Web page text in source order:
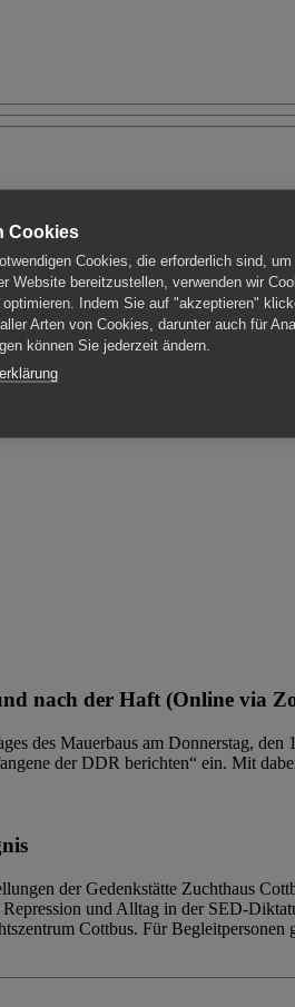
nach der Haft (Online via
des Mauerbaus am Donnerstag,
der DDR berichten“ ein. Mit
der Gedenkstätte Zuchthaus
und Alltag in der SED-
Cottbus. Für
Cookies
Cookies, die erforderlich sind, um
Website bereitzustellen, verwenden wir
Indem Sie auf "akzeptieren"
Arten von Cookies, darunter auch für
können Sie jederzeit ändern.